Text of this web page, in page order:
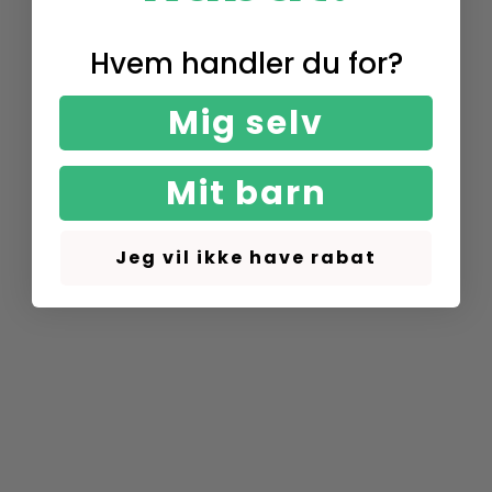
Hvem handler du for?
Mig selv
Mit barn
Jeg vil ikke have rabat